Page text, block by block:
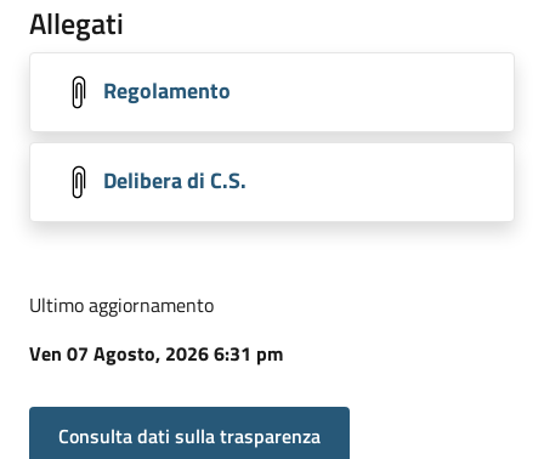
Allegati
Regolamento
Delibera di C.S.
Ultimo aggiornamento
Ven 07 Agosto, 2026 6:31 pm
Consulta dati sulla trasparenza